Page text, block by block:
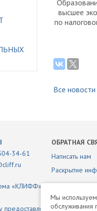
высшее
по
Все
34-61
ОБРАТНАЯ
Написать нам
Раскрытие
«КЛИФФ» в отношении
предоставленной
Мы
обслуживания